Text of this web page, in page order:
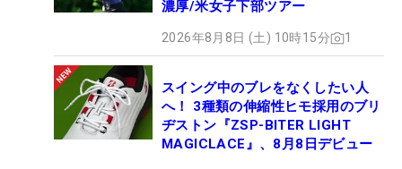
濃厚/米女子下部ツアー
2026年8月8日 (土) 10時15分 1
スイング中のブレをなくしたい人
へ！ 3種類の伸縮性ヒモ採用のブリ
ヂストン『ZSP-BITER LIGHT
MAGICLACE』、8月8日デビュー